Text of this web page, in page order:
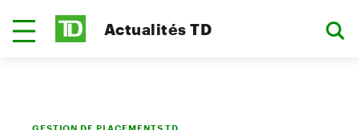
Actualités TD